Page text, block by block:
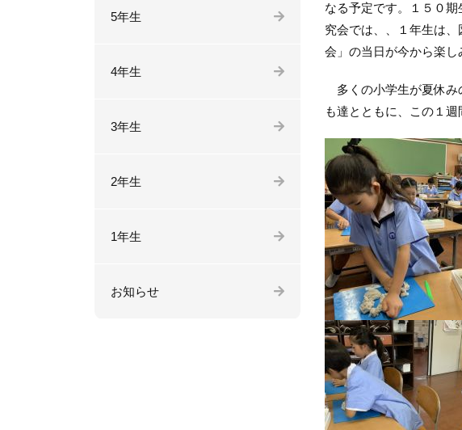
なる予定です。１５０
究会では、、１年生は
会」の当日が今から楽し
多くの小学生が夏休み
も達とともに、この１
5年生
4年生
3年生
2年生
1年生
お知らせ